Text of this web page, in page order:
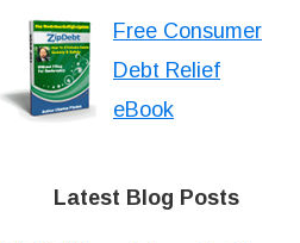
Free Consumer
Debt Relief
eBook
Latest Blog Posts